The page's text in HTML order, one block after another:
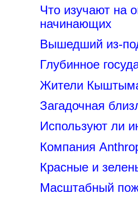
Что изучают на
начинающих
Вышедший из-
Глубинное
Жители
Загадочная
Используют ли
Компания
Красные и
Масштабный